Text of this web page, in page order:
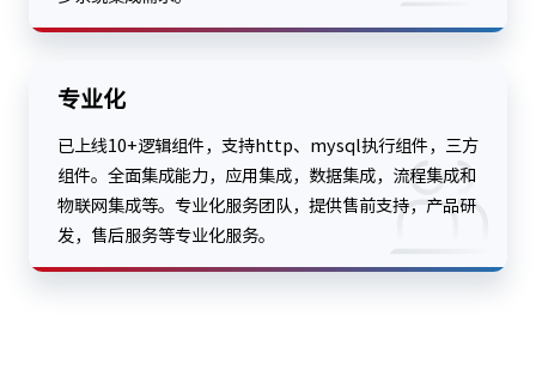
专业化
已上线10+逻辑组件，支持http、mysql执行组件，三方
组件。全面集成能力，应用集成，数据集成，流程集成和
物联网集成等。专业化服务团队，提供售前支持，产品研
发，售后服务等专业化服务。